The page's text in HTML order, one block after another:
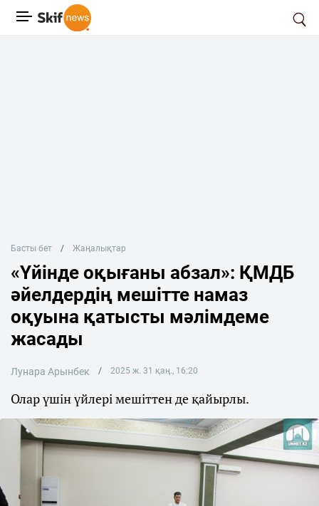
Басты бет Жаңалықтар
«Үйінде оқығаны абзал»: ҚМДБ
әйелдердің мешітте намаз
оқуына қатысты мәлімдеме
жасады
Лунара Арынбек 2025 ж. 31 қаң., 16:20
Олар үшін үйлері мешіттен де қайырлы.